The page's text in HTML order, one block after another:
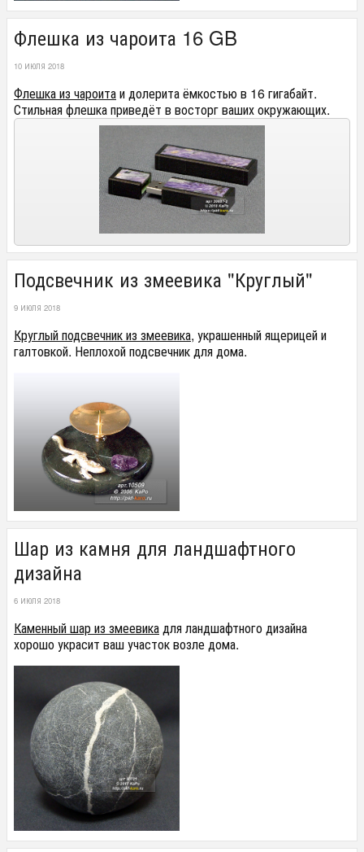
Флешка из чароита 16 GB
10 ИЮЛЯ 2018
Флешка из чароитаи долерита ёмкостью в 16 гигабайт.
Стильная флешка приведёт в восторг ваших окружающих.
Подсвечник из змеевика "Круглый"
9 ИЮЛЯ 2018
Круглый подсвечник из змеевика, украшенный ящерицей и
галтовкой. Неплохой подсвечник для дома.
Шар из камня для ландшафтного
дизайна
6 ИЮЛЯ 2018
Каменный шар из змеевикадля ландшафтного дизайна
хорошо украсит ваш участок возле дома.